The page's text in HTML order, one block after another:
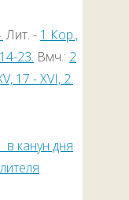
Лит. - 1 Кор.,
23. Вмч.: 2
17 - XVI, 2.
канун дня